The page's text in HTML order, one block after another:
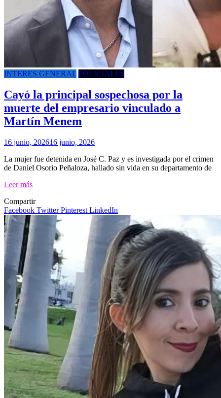
INTERES GENERAL POLICIALES
Cayó la principal sospechosa por la
muerte del empresario vinculado a
Martín Menem
16 junio, 202616 junio, 2026
La mujer fue detenida en José C. Paz y es investigada por el crimen
de Daniel Osorio Peñaloza, hallado sin vida en su departamento de
Leer más
Compartir
Facebook TwitterPinterest LinkedIn